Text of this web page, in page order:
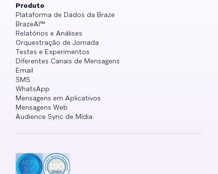
Produto
Plataforma de Dados da Braze
BrazeAI™
Relatórios e Análises
Orquestração de Jornada
Testes e Experimentos
Diferentes Canais de Mensagens
Email
SMS
WhatsApp
Mensagens em Aplicativos
Mensagens Web
Audience Sync de Mídia